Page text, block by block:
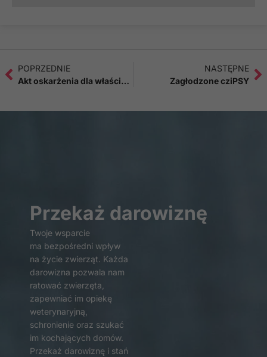
POPRZEDNIE
Akt oskarżenia dla właściciela skatowanego psa.
NASTĘPNE
Zagłodzone cziPSY
Przekaż darowiznę
Twoje wsparcie
ma bezpośredni wpływ
na życie zwierząt. Każda
darowizna pozwala nam
ratować zwierzęta,
zapewniać im opiekę
weterynaryjną,
schronienie oraz szukać
im kochających domów.
Przekaż darowiznę i stań